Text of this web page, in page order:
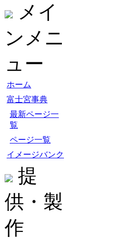
メイ
ンメニ
ュー
ホーム
富士宮事典
最新ページ一
覧
ページ一覧
イメージバンク
提
供・製
作